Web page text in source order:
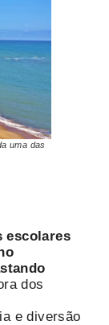
uma das
escolares
dos
e diversão